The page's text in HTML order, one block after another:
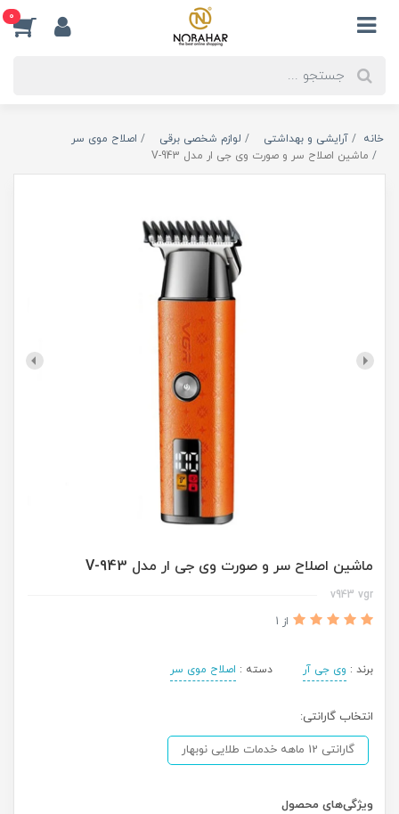
0
خانه آرایشی و بهداشتی لوازم شخصی برقی
اصلاح موی سر
ماشین اصلاح سر و صورت وی جی ار مدل V-943
ماشین اصلاح سر و صورت وی جی ار مدل V-943
v943 vgr
از 1
برند : وی جی آر دسته : اصلاح موی سر
انتخاب گارانتی:
گارانتی 12 ماهه خدمات طلایی نوبهار
ویژگی‌های محصول